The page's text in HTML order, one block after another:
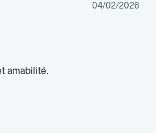
04/02/2026
amabilité.